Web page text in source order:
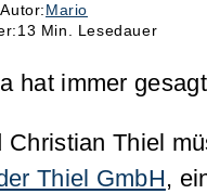
Mario
13 Min. Lesedauer
hat immer
Christian Thiel
Thiel GmbH,